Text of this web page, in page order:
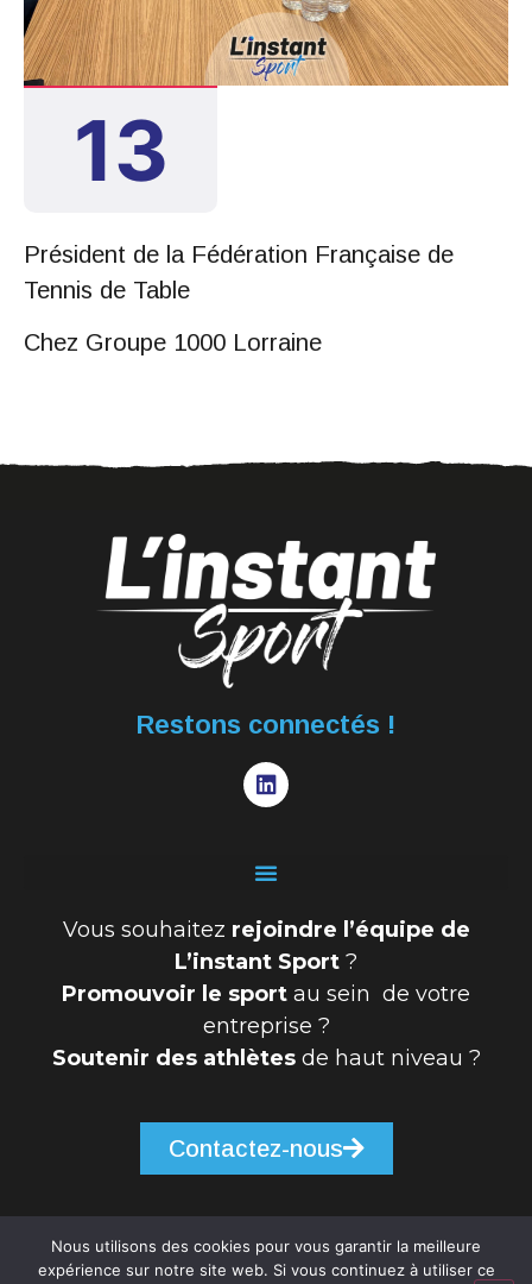
FEB. 2026
13
Président de la Fédération Française de
Tennis de Table
Chez Groupe 1000 Lorraine
Restons connectés !
Vous souhaitez rejoindre l’équipe de
L’instant Sport ?
Promouvoir le sport au sein de votre
entreprise ?
Soutenir des athlètesde haut niveau ?
Contactez-nous
© 2026 - L'instant sport | Tous Droits Réservés
Nous utilisons des cookies pour vous garantir la meilleure
expérience sur notre site web. Si vous continuez à utiliser ce